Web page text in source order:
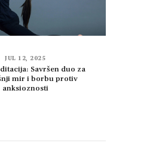
JUL 12, 2025
Savršen duo za
mir i borbu protiv
anksioznosti